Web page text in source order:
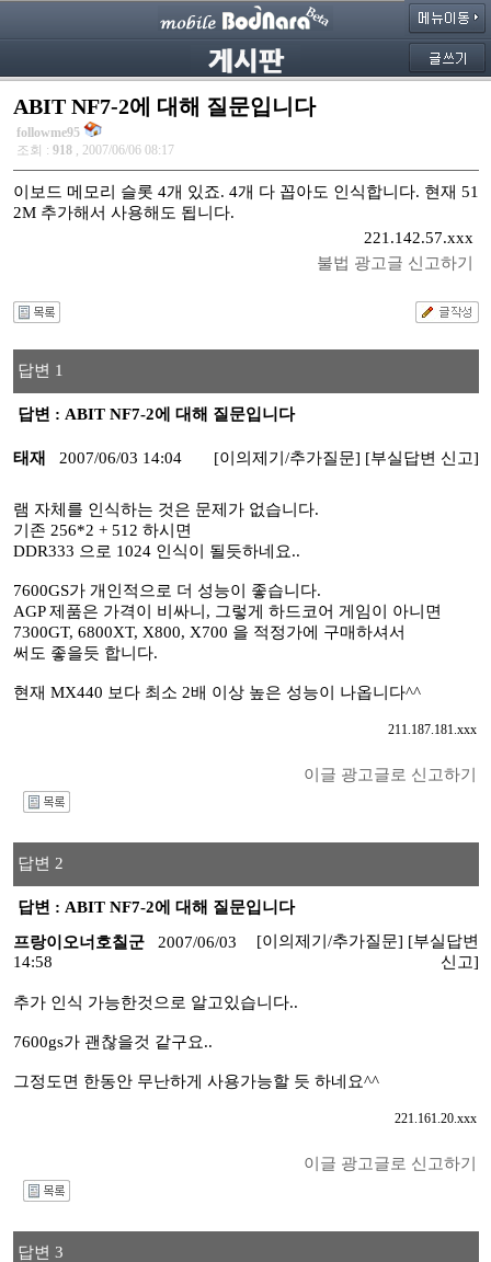
ABIT NF7-2에 대해 질문입니다
followme95
조회 : 918 , 2007/06/06 08:17
이보드 메모리 슬롯 4개 있죠. 4개 다 꼽아도 인식합니다. 현재 51
2M 추가해서 사용해도 됩니다.
221.142.57.xxx
불법 광고글 신고하기
답변 1
답변 : ABIT NF7-2에 대해 질문입니다
태재 2007/06/03 14:04 [이의제기/추가질문] [부실답변 신고]
램 자체를 인식하는 것은 문제가 없습니다.
기존 256*2 + 512 하시면
DDR333 으로 1024 인식이 될듯하네요..
7600GS가 개인적으로 더 성능이 좋습니다.
AGP 제품은 가격이 비싸니, 그렇게 하드코어 게임이 아니면
7300GT, 6800XT, X800, X700 을 적정가에 구매하셔서
써도 좋을듯 합니다.
현재 MX440 보다 최소 2배 이상 높은 성능이 나옵니다^^
211.187.181.xxx
이글 광고글로 신고하기
답변 2
답변 : ABIT NF7-2에 대해 질문입니다
프랑이오너호칠군
2007/06/03
14:58
[이의제기/추가질문] [부실답변
신고]
추가 인식 가능한것으로 알고있습니다..
7600gs가 괜찮을것 같구요..
그정도면 한동안 무난하게 사용가능할 듯 하네요^^
221.161.20.xxx
이글 광고글로 신고하기
답변 3